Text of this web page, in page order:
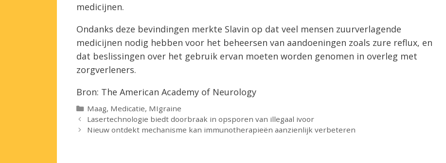
medicijnen.
Ondanks deze bevindingen merkte Slavin op dat veel mensen zuurverlagende
medicijnen nodig hebben voor het beheersen van aandoeningen zoals zure reflux, en
dat beslissingen over het gebruik ervan moeten worden genomen in overleg met
zorgverleners.
Bron: The American Academy of Neurology
Categorieën
Maag, Medicatie, MIgraine
Lasertechnologie biedt doorbraak in opsporen van illegaal ivoor
Nieuw ontdekt mechanisme kan immunotherapieën aanzienlijk verbeteren